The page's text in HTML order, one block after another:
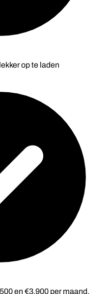
op te laden
en €3.900 per maand,